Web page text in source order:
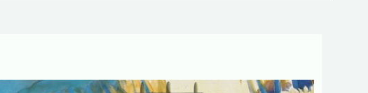
Remarques